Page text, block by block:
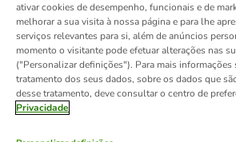
ativar cookies de desempenho, funcionais e de
melhorar a sua visita à nossa página e para lhe
serviços relevantes para si, além de anúncios
momento o visitante pode efetuar alterações nas
("Personalizar definições"). Para mais informações
tratamento dos seus dados, sobre os dados que
desse tratamento, deve consultar o centro de
Privacidade